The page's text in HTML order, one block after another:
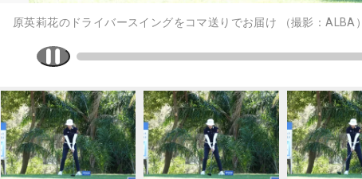
原英莉花のドライバースイングをコマ送りでお届け （撮影：ALBA）